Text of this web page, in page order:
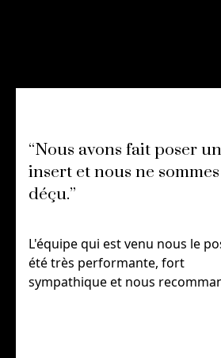
“Nous avons fait poser un
insert et nous ne
déçu.”
L'équipe qui est venu nous le
été très performante, fort
sympathique et nous